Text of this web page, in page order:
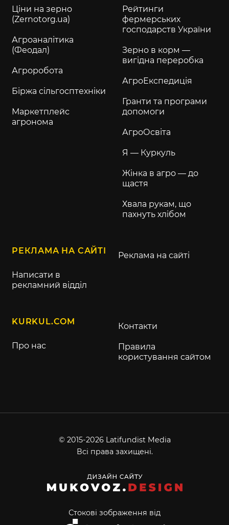
Ціни на зерно
(Zernotorg.ua)
Агроаналітика
(Феодал)
Агроробота
Біржа сільгосптехніки
Маркетплейс
агронома
Рейтинги
фермерських
господарств України
Зерно в корм —
вигідна переробка
АгроЕкспедиція
Гранти та програми
допомоги
АгроОсвіта
Я — Куркуль
Жінка в агро — до
щастя
Хвала рукам, що
пахнуть хлібом
РЕКЛАМА НА САЙТІ
Написати в
рекламний відділ
Реклама на сайті
KURKUL.COM
Про нас
Контакти
Правила
користування сайтом
© 2015-2026 Latifundist Media
Всі права захищені.
Стокові зображення від